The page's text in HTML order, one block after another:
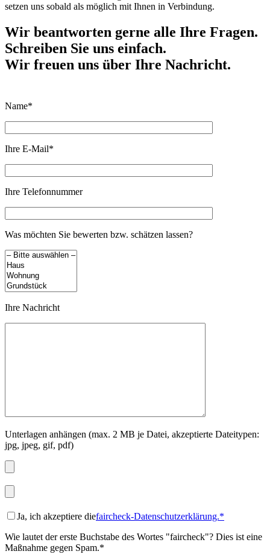
setzen uns sobald als möglich mit Ihnen in Verbindung.
Wir beantworten gerne alle Ihre Fragen.
Schreiben Sie uns einfach.
Wir freuen uns über Ihre Nachricht.
Name*
Ihre E-Mail*
Ihre Telefonnummer
Was möchten Sie bewerten bzw. schätzen lassen?
Ihre Nachricht
Unterlagen anhängen (max. 2 MB je Datei, akzeptierte Dateitypen:
jpg, jpeg, gif, pdf)
Ja, ich akzeptiere diefaircheck-Datenschutzerklärung.*
Wie lautet der erste Buchstabe des Wortes "faircheck"? Dies ist eine
Maßnahme gegen Spam.*